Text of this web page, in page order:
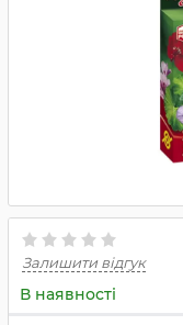
Залишити відгук
В наявності